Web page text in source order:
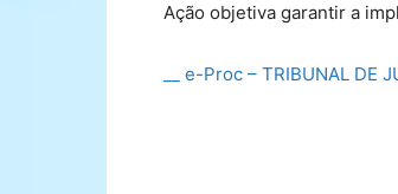
Ação objetiva garantir a
__ e-Proc – TRIBUNAL DE